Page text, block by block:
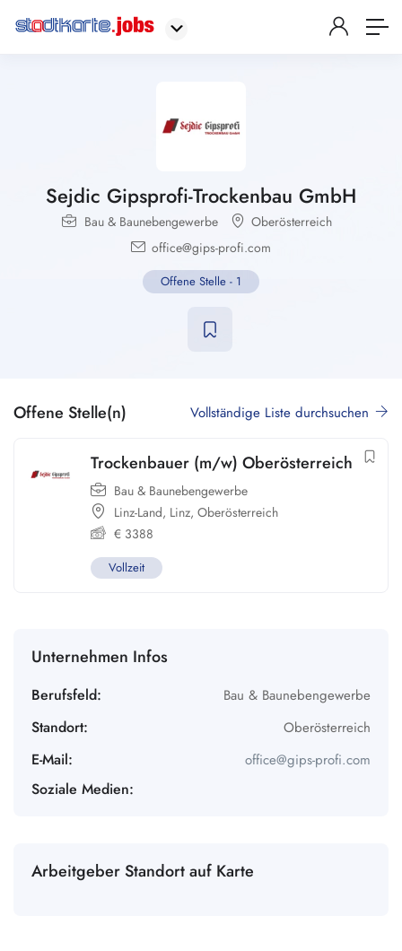
Sejdic Gipsprofi-Trockenbau GmbH
Bau & Baunebengewerbe
Oberösterreich
office@gips-profi.com
Offene Stelle - 1
Offene Stelle(n) Vollständige Liste durchsuchen
Trockenbauer (m/w) Oberösterreich
Bau & Baunebengewerbe
Linz-Land, Linz, Oberösterreich
€ 3388
Vollzeit
Unternehmen Infos
Berufsfeld: Bau & Baunebengewerbe
Standort: Oberösterreich
E-Mail: office@gips-profi.com
Soziale Medien:
Arbeitgeber Standort auf Karte